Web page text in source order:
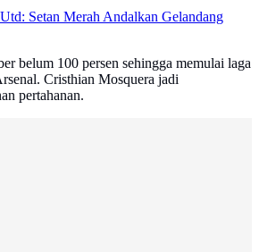
Setan Merah Andalkan Gelandang
belum 100 persen sehingga memulai laga
Cristhian Mosquera jadi
pertahanan.